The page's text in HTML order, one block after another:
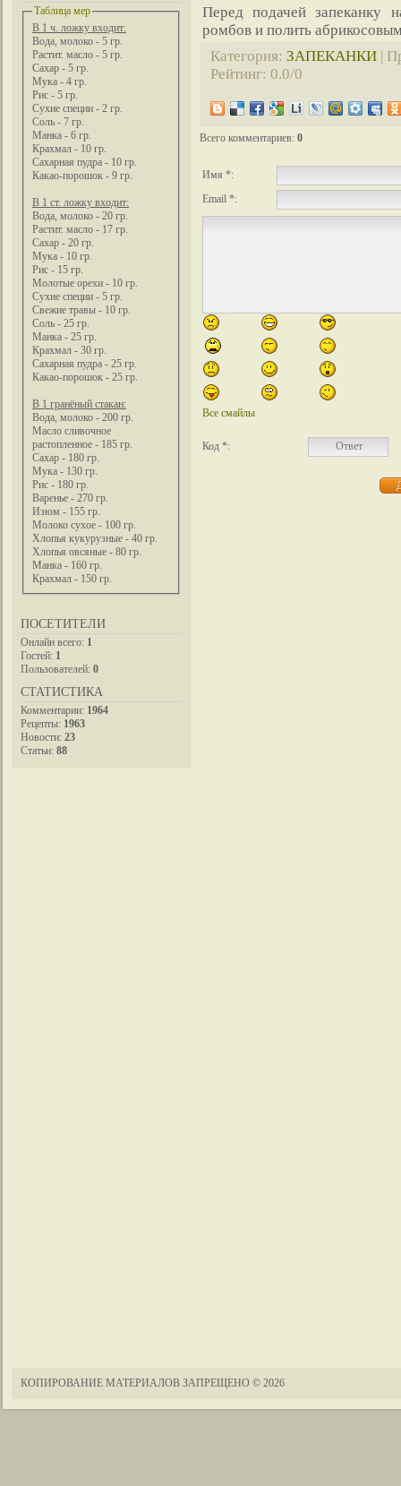
Таблица мер
В 1 ч. ложку входит:
Вода, молоко - 5 гр.
Растит. масло - 5 гр.
Сахар - 5 гр.
Мука - 4 гр.
Рис - 5 гр.
Сухие специи - 2 гр.
Соль - 7 гр.
Манка - 6 гр.
Крахмал - 10 гр.
Сахарная пудра - 10 гр.
Какао-порошок - 9 гр.
В 1 ст. ложку входит:
Вода, молоко - 20 гр.
Растит. масло - 17 гр.
Сахар - 20 гр.
Мука - 10 гр.
Рис - 15 гр.
Молотые орехи - 10 гр.
Сухие специи - 5 гр.
Свежие травы - 10 гр.
Соль - 25 гр.
Манка - 25 гр.
Крахмал - 30 гр.
Сахарная пудра - 25 гр.
Какао-порошок - 25 гр.
В 1 гранёный стакан:
Вода, молоко - 200 гр.
Масло сливочное
растопленное - 185 гр.
Сахар - 180 гр.
Мука - 130 гр.
Рис - 180 гр.
Варенье - 270 гр.
Изюм - 155 гр.
Молоко сухое - 100 гр.
Хлопья кукурузные - 40 гр.
Хлопья овсяные - 80 гр.
Манка - 160 гр.
Крахмал - 150 гр.
ПОСЕТИТЕЛИ
Онлайн всего: 1
Гостей: 1
Пользователей: 0
СТАТИСТИКА
Комментарии: 1964
Рецепты: 1963
Новости: 23
Статьи: 88
Перед подачей запеканку
ромбов и полить
Категория: ЗАПЕКАНКИ |
Рейтинг: 0.0/0
Всего комментариев: 0
Имя *:
Email *:
Все смайлы
Код *:
КОПИРОВАНИЕ МАТЕРИАЛОВ ЗАПРЕЩЕНО © 2026